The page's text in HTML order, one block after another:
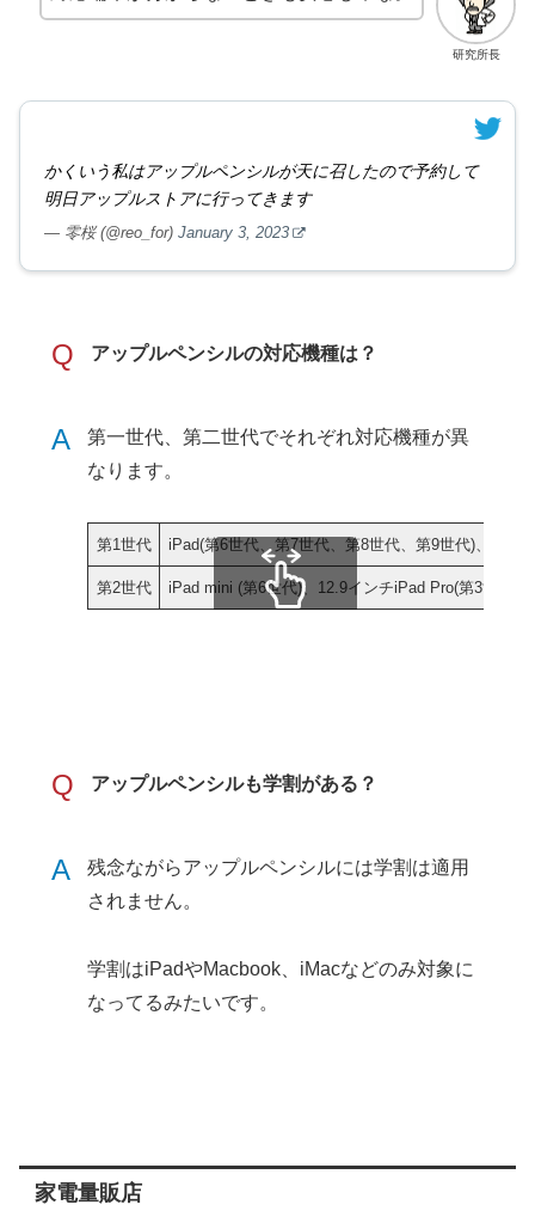
研究所長
かくいう私はアップルペンシルが天に召したので予約して
明日アップルストアに行ってきます
— 零桜 (@reo_for) January 3, 2023
Q アップルペンシルの対応機種は？
A
第一世代、第二世代でそれぞれ対応機種が異
なります。
第1世代 iPad(第6世代、第7世代、第8世代、第9世代)、iPad
第2世代 iPad mini (第6世代)、12.9インチiPad Pro(第3世代
Q アップルペンシルも学割がある？
A
残念ながらアップルペンシルには学割は適用
されません。
学割はiPadやMacbook、iMacなどのみ対象に
なってるみたいです。
家電量販店